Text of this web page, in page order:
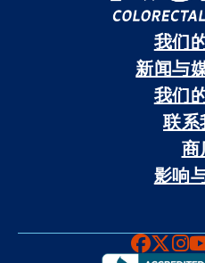
我们
新闻与
我们
联系
商
影响
X